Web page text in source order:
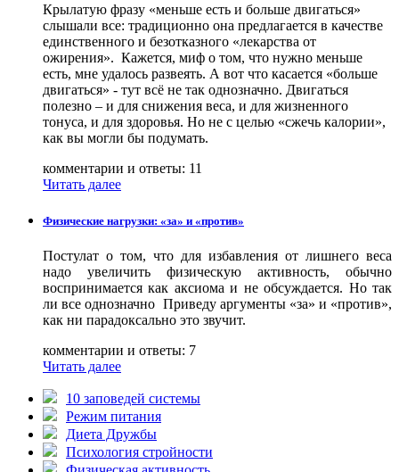
Крылатую фразу «меньше есть и больше двигаться»
слышали все: традиционно она предлагается в качестве
единственного и безотказного «лекарства от
ожирения». Кажется, миф о том, что нужно меньше
есть, мне удалось развеять. А вот что касается «больше
двигаться» - тут всё не так однозначно. Двигаться
полезно – и для снижения веса, и для жизненного
тонуса, и для здоровья. Но не с целью «сжечь калории»,
как вы могли бы подумать.
комментарии и ответы: 11
Читать далее
Физические нагрузки: «за» и «против»
Постулат о том, что для избавления от лишнего веса
надо увеличить физическую активность, обычно
воспринимается как аксиома и не обсуждается. Но так
ли все однозначно Приведу аргументы «за» и «против»,
как ни парадоксально это звучит.
комментарии и ответы: 7
Читать далее
10 заповедей системы
Режим питания
Диета Дружбы
Психология стройности